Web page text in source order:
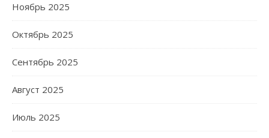
Ноябрь 2025
Октябрь 2025
Сентябрь 2025
Август 2025
Июль 2025